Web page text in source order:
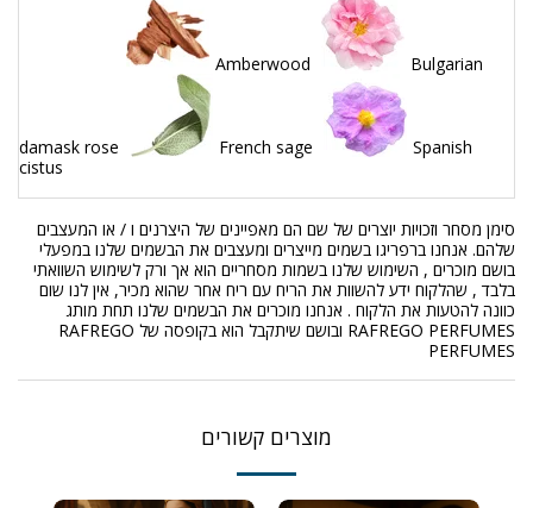
Amberwood Bulgarian
damask rose French sage
Spanish
cistus
סימן מסחר וזכויות יוצרים של שם הם מאפיינים של היצרנים ו / או המעצבים
שלהם. אנחנו ברפריגו בשמים מייצרים ומעצבים את הבשמים שלנו במפעלי
בושם מוכרים , השימוש שלנו בשמות מסחריים הוא אך ורק לשימוש השוואתי
בלבד , שהלקוח ידע להשוות את הריח עם ריח אחר שהוא מכיר, אין לנו שום
כוונה להטעות את הלקוח . אנחנו מוכרים את הבשמים שלנו תחת מותג
RAFREGO PERFUMES ובושם שיתקבל הוא בקופסה של RAFREGO
PERFUMES
מוצרים קשורים